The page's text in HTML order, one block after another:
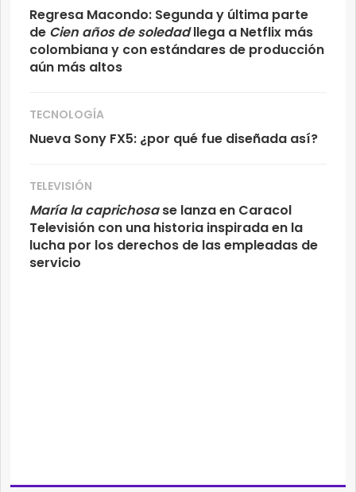
Regresa Macondo: Segunda y última parte
de Cien años de soledadllega a Netflix más
colombiana y con estándares de producción
aún más altos
TECNOLOGÍA
Nueva Sony FX5: ¿por qué fue diseñada así?
TELEVISIÓN
María la caprichosase lanza en Caracol
Televisión con una historia inspirada en la
lucha por los derechos de las empleadas de
servicio